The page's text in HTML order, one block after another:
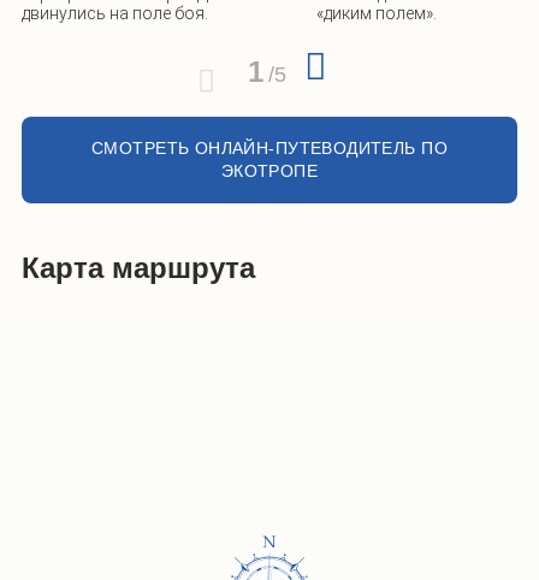
двинулись на поле боя.
«диким полем».
1 /5
СМОТРЕТЬ ОНЛАЙН-ПУТЕВОДИТЕЛЬ ПО
ЭКОТРОПЕ
Карта маршрута